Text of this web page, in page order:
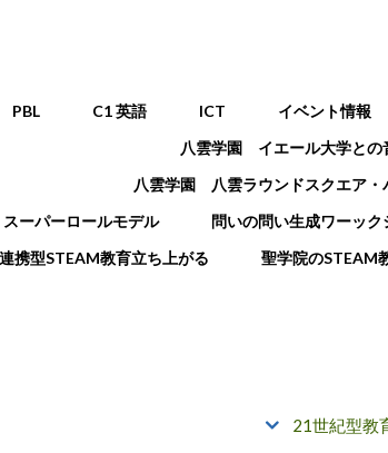
PBL C1 英語 ICT イベント情報
八雲学園 イエール大学と
八雲学園 八雲ラウンドスクエア
ーパーロールモデル
問いの問い生成ワーック
携型STEAM教育立ち上がる
聖学院のSTEAM
21世紀型教